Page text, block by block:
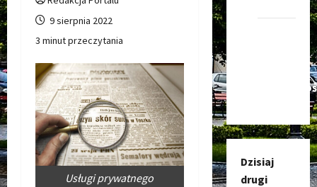
9 sierpnia 2022
3 minut przeczytania
Usługi prywatnego
Dzisiaj
drugi